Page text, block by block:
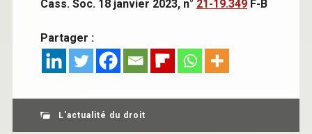
Cass. Soc. 18 janvier 2023, n° 21-19.349F-B
Partager :
L'actualité du droit